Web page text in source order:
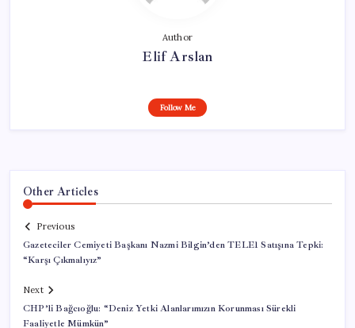
Author
Elif Arslan
Follow Me
Other Articles
Previous
Gazeteciler Cemiyeti Başkanı Nazmi Bilgin’den TELE1 Satışına Tepki:
“Karşı Çıkmalıyız”
Next
CHP’li Bağcıoğlu: “Deniz Yetki Alanlarımızın Korunması Sürekli
Faaliyetle Mümkün”